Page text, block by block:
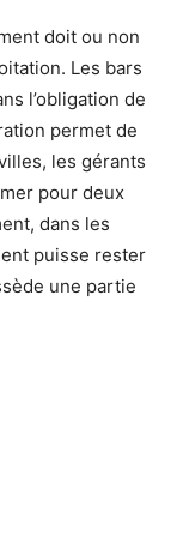
doit ou non
Les bars
l’obligation de
permet de
les gérants
pour deux
dans les
puisse rester
une partie